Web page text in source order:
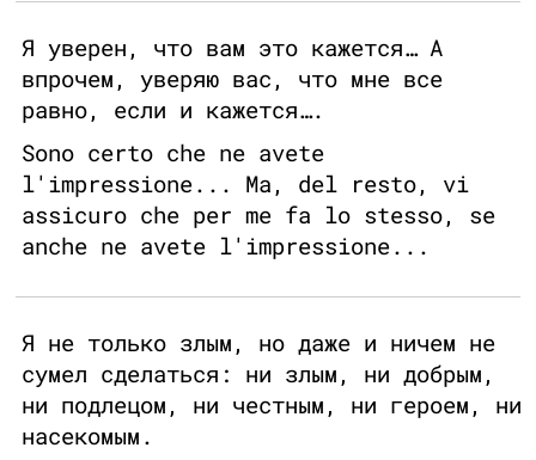
Я уверен, что вам это кажется… А
впрочем, уверяю вас, что мне все
равно, если и кажется….
Sono certo che ne avete
l'impressione... Ma, del resto, vi
assicuro che per me fa lo stesso, se
anche ne avete l'impressione...
Я не только злым, но даже и ничем не
сумел сделаться: ни злым, ни добрым,
ни подлецом, ни честным, ни героем, ни
насекомым.